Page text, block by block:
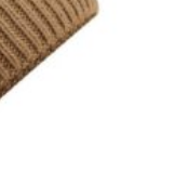
sur
la
page
du